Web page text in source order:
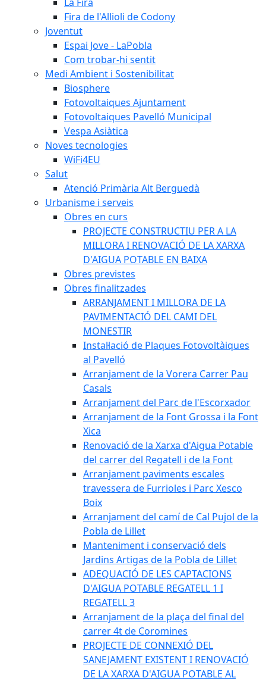
Fira de l'Allioli de Codony
Joventut
Espai Jove - LaPobla
Com trobar-hi sentit
Medi Ambient i Sostenibilitat
Biosphere
Fotovoltaiques Ajuntament
Fotovoltaiques Pavelló Municipal
Vespa Asiàtica
Noves tecnologies
WiFi4EU
Salut
Atenció Primària Alt Berguedà
Urbanisme i serveis
Obres en curs
PROJECTE CONSTRUCTIU PER A LA
MILLORA I RENOVACIÓ DE LA XARXA
D'AIGUA POTABLE EN BAIXA
Obres previstes
Obres finalitzades
ARRANJAMENT I MILLORA DE LA
PAVIMENTACIÓ DEL CAMI DEL
MONESTIR
Instal·lació de Plaques Fotovoltàiques
al Pavelló
Arranjament de la Vorera Carrer Pau
Casals
Arranjament del Parc de l'Escorxador
Arranjament de la Font Grossa i la Font
Xica
Renovació de la Xarxa d'Aigua Potable
del carrer del Regatell i de la Font
Arranjament paviments escales
travessera de Furrioles i Parc Xesco
Boix
Arranjament del camí de Cal Pujol de la
Pobla de Lillet
Manteniment i conservació dels
Jardins Artigas de la Pobla de Lillet
ADEQUACIÓ DE LES CAPTACIONS
D'AIGUA POTABLE REGATELL 1 I
REGATELL 3
Arranjament de la plaça del final del
carrer 4t de Coromines
PROJECTE DE CONNEXIÓ DEL
SANEJAMENT EXISTENT I RENOVACIÓ
DE LA XARXA D'AIGUA POTABLE AL